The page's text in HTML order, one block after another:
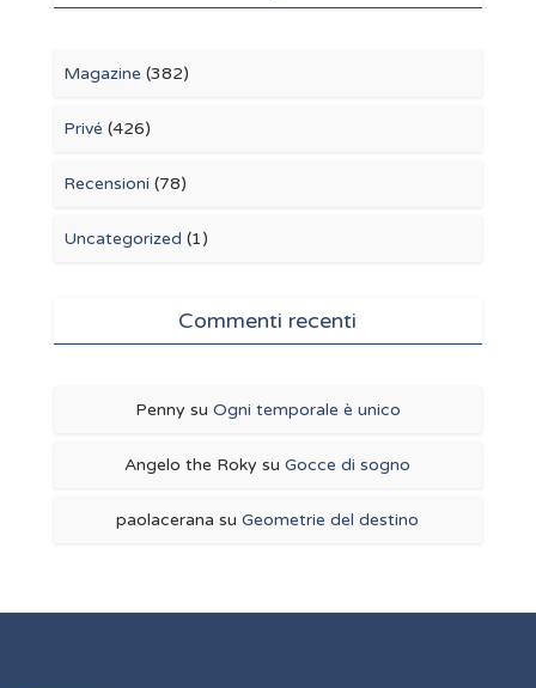
Magazine (382)
Privé (426)
Recensioni (78)
Uncategorized (1)
Commenti recenti
Penny su Ogni temporale è unico
Angelo the Roky suGocce di sogno
paolacerana suGeometrie del destino